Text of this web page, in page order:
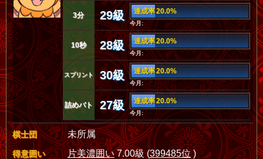
3分 29級 達成率 20.0%
今月:
10秒 28級 達成率 20.0%
今月:
スプリント 30級 達成率 20.0%
今月:
詰めバト 27級 達成率 20.0%
今月:
棋士団 未所属
得意囲い 片美濃囲い7.00級 (399485位)